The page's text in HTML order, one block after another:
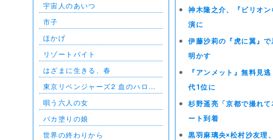
神木隆之介、『ビリオ
演に
伊藤沙莉の『虎に翼』
明かす
『アンメット』無料見
代1位に
杉野遥亮「京都で撮れ
ート到着
黒羽麻璃央×松村沙友理
宇宙人のあいつ
市子
ほかげ
リゾートバイト
はざまに生きる、春
東京リベンジャーズ2 血のハロウ
ィン編 -決戦-
唄う六人の女
バカ塗りの娘
世界の終わりから